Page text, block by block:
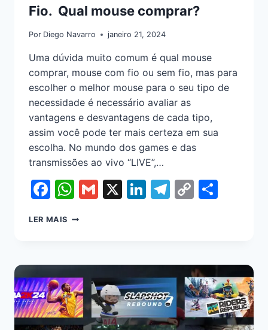
Fio. Qual mouse comprar?
Por Diego Navarro janeiro 21, 2024
Uma dúvida muito comum é qual mouse
comprar, mouse com fio ou sem fio, mas para
escolher o melhor mouse para o seu tipo de
necessidade é necessário avaliar as
vantagens e desvantagens de cada tipo,
assim você pode ter mais certeza em sua
escolha. No mundo dos games e das
transmissões ao vivo “LIVE”,…
Facebook
WhatsApp
Gmail
X LinkedIn
Telegram
Copy
LER MAIS